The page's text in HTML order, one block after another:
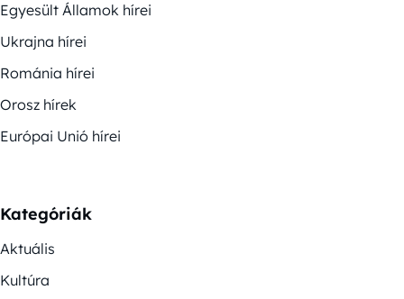
Egyesült Államok hírei
Ukrajna hírei
Románia hírei
Orosz hírek
Európai Unió hírei
Kategóriák
Aktuális
Kultúra